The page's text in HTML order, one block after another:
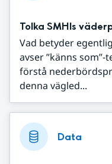
Tolka SMHIs
Vad betyder
avser ”känns
förstå
denna vägled...
Data